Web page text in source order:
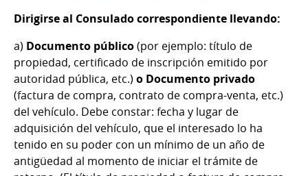
Dirigirse al Consulado correspondiente llevando:
a) Documento público(por ejemplo: título de
propiedad, certificado de inscripción emitido por
autoridad pública, etc.) o Documento privado
(factura de compra, contrato de compra-venta, etc.)
del vehículo. Debe constar: fecha y lugar de
adquisición del vehículo, que el interesado lo ha
tenido en su poder con un mínimo de un año de
antigüedad al momento de iniciar el trámite de